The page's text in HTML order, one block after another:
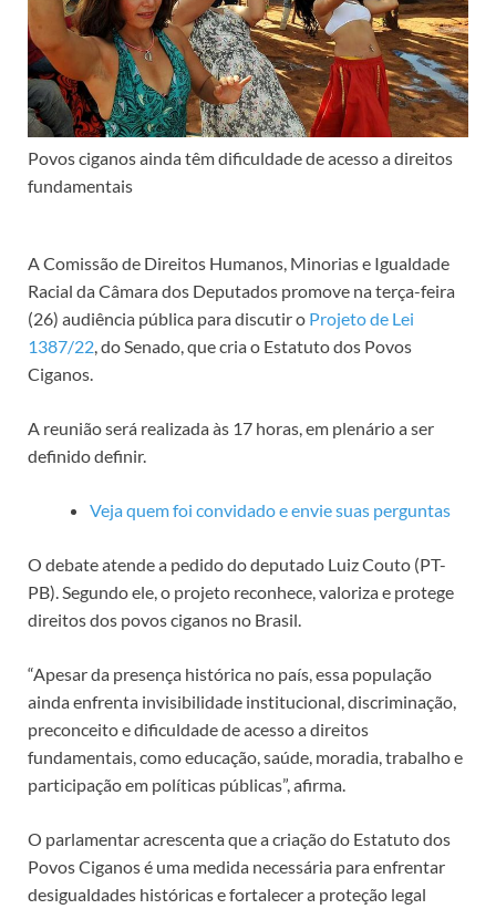
Povos ciganos ainda têm dificuldade de acesso a direitos
fundamentais
A Comissão de Direitos Humanos, Minorias e Igualdade
Racial da Câmara dos Deputados promove na terça-feira
(26) audiência pública para discutir o Projeto de Lei
1387/22 , do Senado, que cria o Estatuto dos Povos
Ciganos.
A reunião será realizada às 17 horas, em plenário a ser
definido definir.
Veja quem foi convidado e envie suas perguntas
O debate atende a pedido do deputado Luiz Couto (PT-
PB). Segundo ele, o projeto reconhece, valoriza e protege
direitos dos povos ciganos no Brasil.
“Apesar da presença histórica no país, essa população
ainda enfrenta invisibilidade institucional, discriminação,
preconceito e dificuldade de acesso a direitos
fundamentais, como educação, saúde, moradia, trabalho e
participação em políticas públicas”, afirma.
O parlamentar acrescenta que a criação do Estatuto dos
Povos Ciganos é uma medida necessária para enfrentar
desigualdades históricas e fortalecer a proteção legal